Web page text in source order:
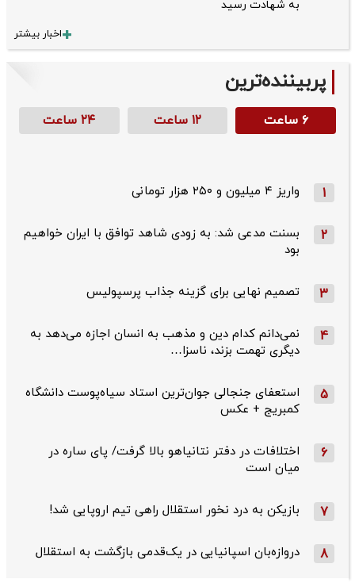
به شهادت رسید
اخبار بیشتر
پربیننده‌ترین
۶ ساعت ۱۲ ساعت ۲۴ ساعت
1 واریز ۴ میلیون و ۲۵۰ هزار تومانی
2
بسنت مدعی شد: به زودی شاهد توافق با ایران خواهیم
بود
3 تصمیم نهایی برای گزینه جذاب پرسپولیس
4
نمی‌دانم کدام دین و مذهب به انسان اجازه می‌دهد به
دیگری تهمت بزند، ناسزا…
5
استعفای جنجالی جوان‌ترین استاد سیاه‌پوست دانشگاه
کمبریج + عکس
6
اختلافات در دفتر نتانیاهو بالا گرفت/ پای ساره در
میان است
7 بازیکن به درد نخور استقلال راهی تیم اروپایی شد!
8 دروازه‌بان اسپانیایی در یک‌قدمی بازگشت به استقلال